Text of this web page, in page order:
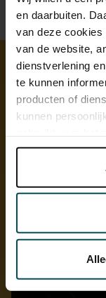
en daarbuiten.
van deze cookies
van de website,
dienstverlening
te kunnen
producten of
kunnen
onder
Lees onze
Via de
Ontdek meer